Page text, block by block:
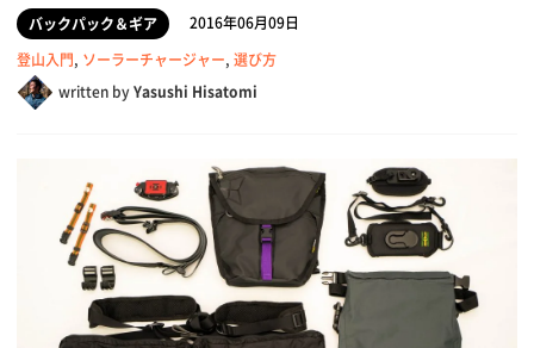
バックパック＆ギア
2016年06月09日
登山入門, ソーラーチャージャー, 選び方
written byYasushi Hisatomi